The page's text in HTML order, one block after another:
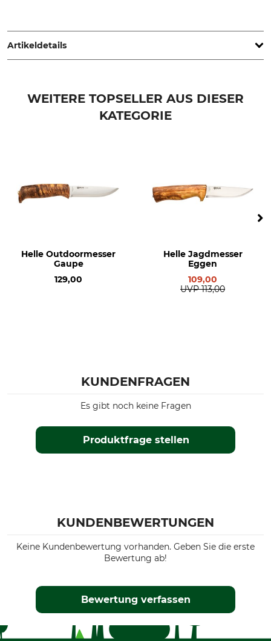
Norway, www.helle.com
Artikeldetails
Klingenlänge
Produkttyp
Outdoormesser
Modellbezeichnung
WEITERE TOPSELLER AUS DIESER
KATEGORIE
Helle Outdoormesser
Gaupe
129,00
Helle Jagdmesser
Eggen
109,00
UVP 113,00
KUNDENFRAGEN
Produktfrage stellen
Es gibt noch keine Fragen
KUNDENBEWERTUNGEN
Keine Kundenbewertung vorhanden. Geben Sie die erste
Bewertung ab!
Bewertung verfassen